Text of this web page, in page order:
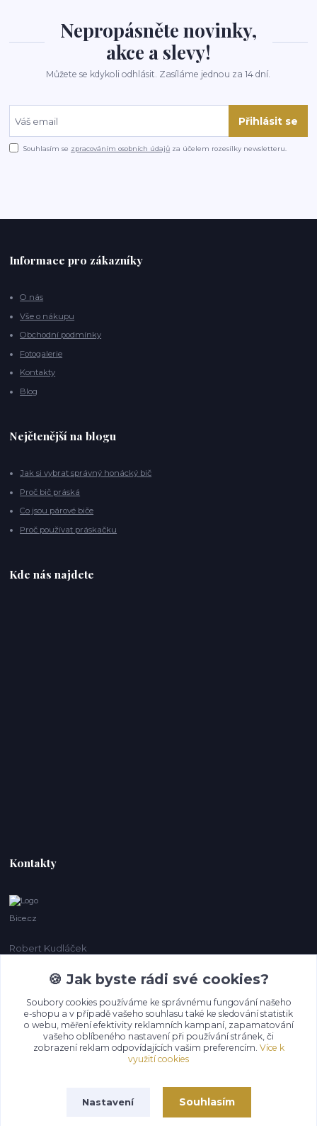
Nepropásněte novinky,
akce a slevy!
Můžete se kdykoli odhlásit. Zasíláme jednou za 14 dní.
Přihlásit se
Souhlasím se zpracováním osobních údajů za účelem rozesílky newsletteru.
Informace pro zákazníky
O nás
Vše o nákupu
Obchodní podmínky
Fotogalerie
Kontakty
Blog
Nejčtenější na blogu
Jak si vybrat správný honácký bič
Proč bič práská
Co jsou párové biče
Proč používat práskačku
Kde nás najdete
Kontakty
Bice.cz
Robert Kudláček
Upravit sběr cookies.
🍪 Jak byste rádi své cookies?
Soubory cookies používáme ke správnému fungování našeho
e-shopu a v případě vašeho souhlasu také ke sledování statistik
o webu, měření efektivity reklamních kampaní, zapamatování
vašeho oblíbeného nastavení při používání stránek, či
zobrazení reklam odpovídajících vašim preferencím. Více k
využití cookies
Nastavení Souhlasím